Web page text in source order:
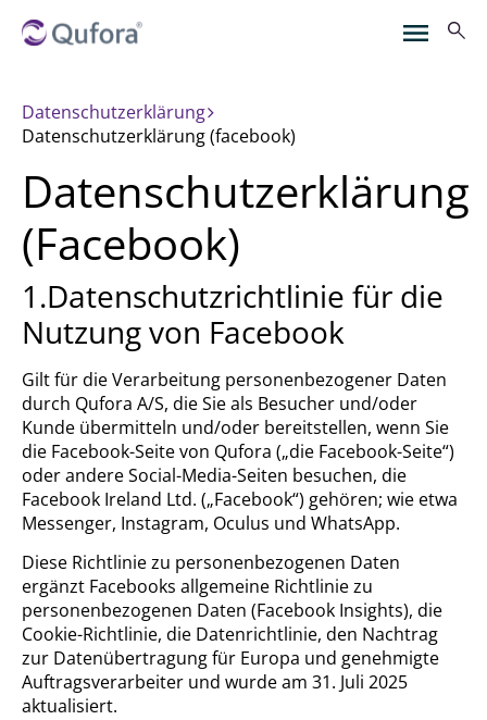
Datenschutzerklärung
datenschutzerklärung (facebook)
Datenschutzerklärung
(Facebook)
1.Datenschutzrichtlinie für die
Nutzung von Facebook
Gilt für die Verarbeitung personenbezogener Daten
durch Qufora A/S, die Sie als Besucher und/oder
Kunde übermitteln und/oder bereitstellen, wenn Sie
die Facebook-Seite von Qufora („die Facebook-Seite“)
oder andere Social-Media-Seiten besuchen, die
Facebook Ireland Ltd. („Facebook“) gehören; wie etwa
Messenger, Instagram, Oculus und WhatsApp.
Diese Richtlinie zu personenbezogenen Daten
ergänzt Facebooks allgemeine Richtlinie zu
personenbezogenen Daten (Facebook Insights), die
Cookie-Richtlinie, die Datenrichtlinie, den Nachtrag
zur Datenübertragung für Europa und genehmigte
Auftragsverarbeiter und wurde am 31. Juli 2025
aktualisiert.